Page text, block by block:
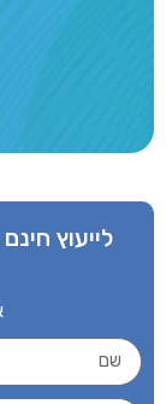
לייעוץ חינם